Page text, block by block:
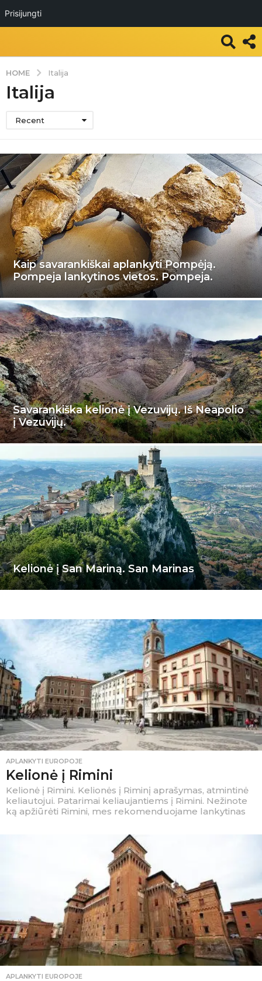
Prisijungti
HOME Italija
Italija
Recent
Kaip savarankiškai aplankyti Pompėją.
Pompeja lankytinos vietos. Pompeja.
Savarankiška kelionė į Vezuvijų. Iš Neapolio
į Vezuvijų.
Kelionė į San Mariną. San Marinas
APLANKYTI EUROPOJE
Kelionė į Rimini
Kelionė į Rimini. Kelionės į Riminį aprašymas, atmintinė
keliautojui. Patarimai keliaujantiems į Rimini. Nežinote
ką apžiūrėti Rimini, mes rekomenduojame lankytinas
APLANKYTI EUROPOJE